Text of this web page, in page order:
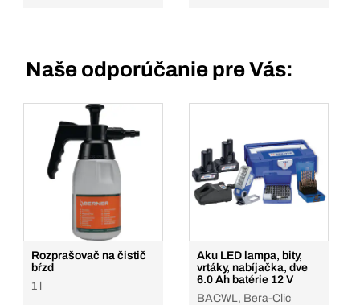
Naše odporúčanie pre Vás:
Rozprašovač na čistič
bŕzd
1 l
Aku LED lampa, bity,
vrtáky, nabíjačka, dve
6.0 Ah batérie 12 V
BACWL, Bera-Clic